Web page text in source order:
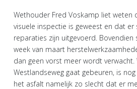
Wethouder Fred Voskamp liet weten
visuele inspectie is geweest en dat
reparaties zijn uitgevoerd.
week van maart
dan geen vorst meer wordt
Westlandseweg gaat gebeuren, is
het asfalt namelijk zo slecht dat er